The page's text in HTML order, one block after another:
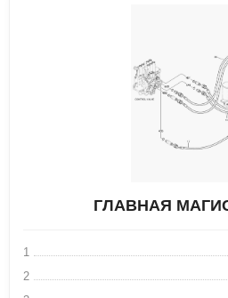
ГЛАВНАЯ
1
2